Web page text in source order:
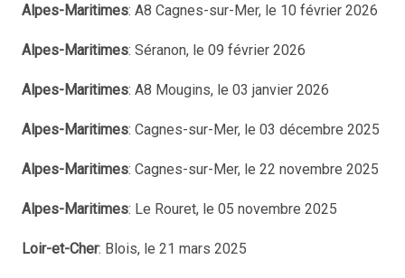
Alpes-Maritimes: A8 Cagnes-sur-Mer, le 10 février 2026
Alpes-Maritimes: Séranon, le 09 février 2026
Alpes-Maritimes: A8 Mougins, le 03 janvier 2026
Alpes-Maritimes: Cagnes-sur-Mer, le 03 décembre 2025
Alpes-Maritimes: Cagnes-sur-Mer, le 22 novembre 2025
Alpes-Maritimes: Le Rouret, le 05 novembre 2025
Loir-et-Cher: Blois, le 21 mars 2025